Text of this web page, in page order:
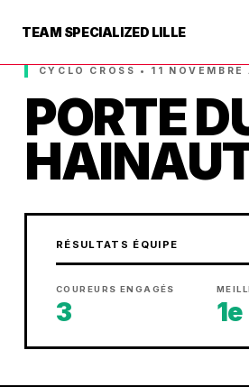
TEAM SPECIALIZED LILLE
CYCLO CROSS • 11 NOVEMBRE
PORTE
RÉSULTATS ÉQUIPE
COUREURS ENGAGÉS
3 1e